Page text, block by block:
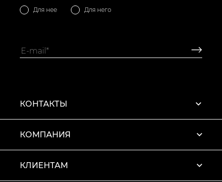
Для нее Для него
КОНТАКТЫ
КОМПАНИЯ
КЛИЕНТАМ